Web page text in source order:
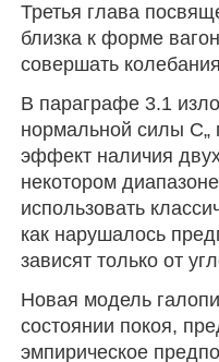
Третья глава
близка к форме
совершать
В параграфе 3.1
нормальной силы С„
эффект наличия
некотором
использовать
как нарушалось
зависят только от
Новая модель
состоянии покоя,
эмпирическое